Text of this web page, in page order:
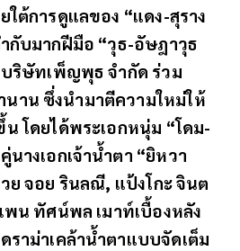
ใต้การดูแลของ “แดง-สุราง
กับมากฝีมือ “วุธ-อัษฎาวุธ
บริษัทเพ็ญพุธ จำกัด ร่วม
าน ซึ่งนำมาตีความใหม่ให้
โดยได้พระเอกหนุ่ม “โดม-
างเอกเจ้าน้ำตา “ยิหวา
ย จอย รินลณี, แป้งโกะ จินต
พน ทัศน์พล เมาท์เบื้องหลัง
ราม่าเคล้าน้ำตาแบบจัดเต็ม